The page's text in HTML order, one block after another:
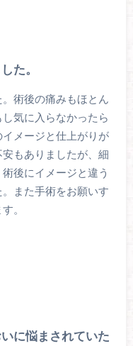
た。
術後の痛みもほとん
気に入らなかったら
メージと仕上がりが
もありましたが、細
後にイメージと違う
また手術をお願いす
。
に悩まされていた